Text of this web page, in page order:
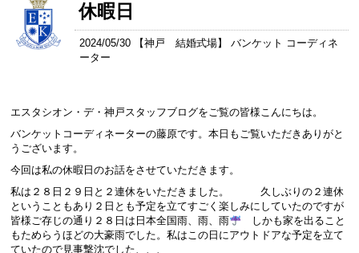
休暇日
2024/05/30 【神戸 結婚式場】 バンケット コーディネ
ーター
エスタシオン・デ・神戸スタッフブログをご覧の皆様こんにちは。
バンケットコーディネーターの藤原です。本日もご覧いただきありがと
うございます。
今回は私の休暇日のお話をさせていただきます。
私は２８日２９日と２連休をいただきました。 久しぶりの２連休
ということもあり２日とも予定を立てすごく楽しみにしていたのですが
皆様ご存じの通り２８日は日本全国雨、雨、雨
しかも家を出ること
もためらうほどの大豪雨でした。私はこの日にアウトドアな予定を立て
ていたので見事撃沈でした、、、